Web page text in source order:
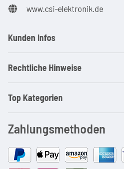
www.csi-elektronik.de
Kunden Infos
Rechtliche Hinweise
Top Kategorien
Zahlungsmethoden